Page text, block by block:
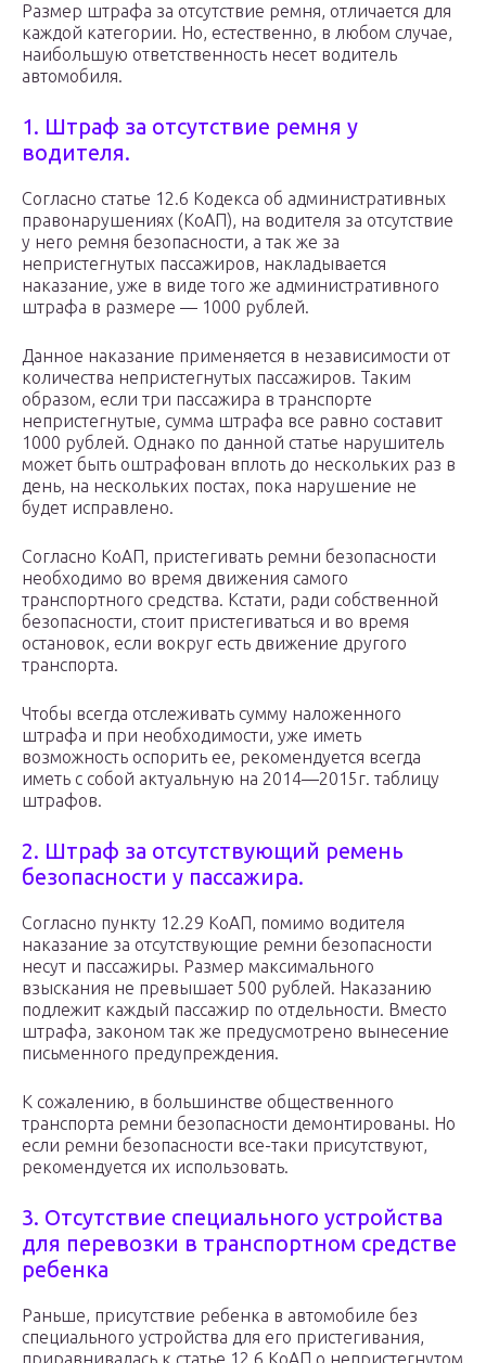
Размер штрафа за отсутствие ремня, отличается для
каждой категории. Но, естественно, в любом случае,
наибольшую ответственность несет водитель
автомобиля.
1. Штраф за отсутствие ремня у
водителя.
Согласно статье 12.6 Кодекса об административных
правонарушениях (КоАП), на водителя за отсутствие
у него ремня безопасности, а так же за
непристегнутых пассажиров, накладывается
наказание, уже в виде того же административного
штрафа в размере — 1000 рублей.
Данное наказание применяется в независимости от
количества непристегнутых пассажиров. Таким
образом, если три пассажира в транспорте
непристегнутые, сумма штрафа все равно составит
1000 рублей. Однако по данной статье нарушитель
может быть оштрафован вплоть до нескольких раз в
день, на нескольких постах, пока нарушение не
будет исправлено.
Согласно КоАП, пристегивать ремни безопасности
необходимо во время движения самого
транспортного средства. Кстати, ради собственной
безопасности, стоит пристегиваться и во время
остановок, если вокруг есть движение другого
транспорта.
Чтобы всегда отслеживать сумму наложенного
штрафа и при необходимости, уже иметь
возможность оспорить ее, рекомендуется всегда
иметь с собой актуальную на 2014—2015г. таблицу
штрафов.
2. Штраф за отсутствующий ремень
безопасности у пассажира.
Согласно пункту 12.29 КоАП, помимо водителя
наказание за отсутствующие ремни безопасности
несут и пассажиры. Размер максимального
взыскания не превышает 500 рублей. Наказанию
подлежит каждый пассажир по отдельности. Вместо
штрафа, законом так же предусмотрено вынесение
письменного предупреждения.
К сожалению, в большинстве общественного
транспорта ремни безопасности демонтированы. Но
если ремни безопасности все-таки присутствуют,
рекомендуется их использовать.
3. Отсутствие специального устройства
для перевозки в транспортном средстве
ребенка
Раньше, присутствие ребенка в автомобиле без
специального устройства для его пристегивания,
приравнивалась к статье 12.6 КоАП о непристегнутом